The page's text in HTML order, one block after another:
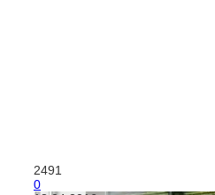
2491
0